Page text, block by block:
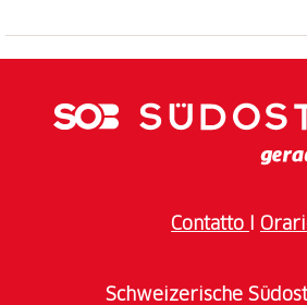
Contatto
Schweizerische